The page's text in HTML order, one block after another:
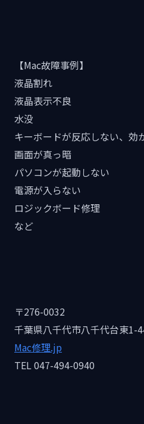
【Mac故障事例】
液晶割れ
液晶表示不良
水没
キーボードが反応しない、効
画面が真っ暗
パソコンが起動しない
電源が入らない
ロジックボード修理
など
〒276-0032
千葉県八千代市八千代台東
Mac修理.jp
TEL 047-494-0940